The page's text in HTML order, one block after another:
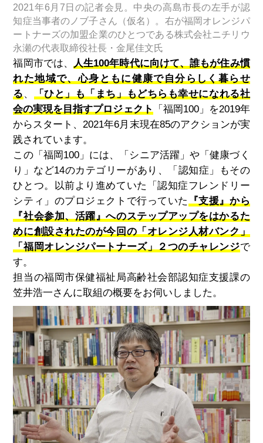
2021年6月7日の記者会見。中央の高島市長の左手が認
知症当事者のノブ子さん（仮名）。右が福岡オレンジパ
ートナーズの加盟企業のひとつである株式会社ニチリウ
永瀬の代表取締役社長・金尾佳文氏
福岡市では、人生100年時代に向けて、誰もが住み慣
れた地域で、心身ともに健康で自分らしく暮らせ
る、 「ひと」も「まち」もどちらも幸せになれる社
会の実現を目指すプロジェクト「福岡100」を2019年
からスタート、2021年6月末現在85のアクションが実
践されています。
この「福岡100」には、「シニア活躍」や「健康づく
り」など14のカテゴリーがあり、「認知症」もその
ひとつ。以前より進めていた「認知症フレンドリー
シティ」のプロジェクトで行っていた『支援』から
『社会参加、活躍』へのステップアップをはかるた
めに創設されたのが今回の「オレンジ人材バンク」
「福岡オレンジパートナーズ」２つのチャレンジで
す。
担当の福岡市保健福祉局高齢社会部認知症支援課の
笠井浩一さんに取組の概要をお伺いしました。